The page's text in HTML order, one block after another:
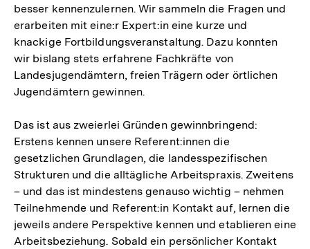
besser kennenzulernen. Wir sammeln die Fragen und
erarbeiten mit eine:r Expert:in eine kurze und
knackige Fortbildungsveranstaltung. Dazu konnten
wir bislang stets erfahrene Fachkräfte von
Landesjugendämtern, freien Trägern oder örtlichen
Jugendämtern gewinnen.
Das ist aus zweierlei Gründen gewinnbringend:
Erstens kennen unsere Referent:innen die
gesetzlichen Grundlagen, die landesspezifischen
Strukturen und die alltägliche Arbeitspraxis. Zweitens
– und das ist mindestens genauso wichtig – nehmen
Teilnehmende und Referent:in Kontakt auf, lernen die
jeweils andere Perspektive kennen und etablieren eine
Arbeitsbeziehung. Sobald ein persönlicher Kontakt